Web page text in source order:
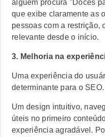
alguém procura "Doces
que exibe claramente as
pessoas com a restrição,
relevante desde o início.
3. Melhoria na
Uma experiência do
determinante para o SEO.
Um design intuitivo,
úteis no primeiro
experiência agradável.